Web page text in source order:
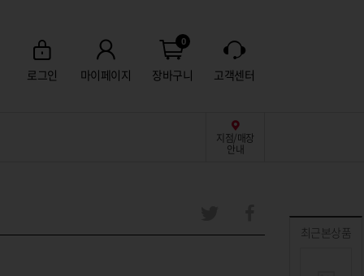
로그인 마이페이지
0
장바구니 고객센터
지점/매장
안내
최근본상품